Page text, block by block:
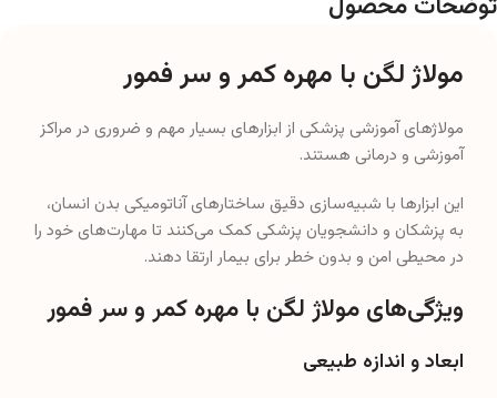
مولاژ لگن با مهره کمر و سر فمور
مولاژهای آموزشی پزشکی از ابزارهای بسیار مهم و ضروری در مراکز
آموزشی و درمانی هستند.
این ابزارها با شبیه‌سازی دقیق ساختارهای آناتومیکی بدن انسان،
به پزشکان و دانشجویان پزشکی کمک می‌کنند تا مهارت‌های خود را
در محیطی امن و بدون خطر برای بیمار ارتقا دهند.
ویژگی‌های مولاژ لگن با مهره کمر و سر فمور
ابعاد و اندازه طبیعی